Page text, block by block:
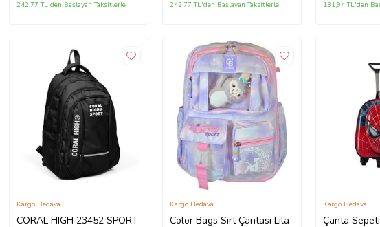
242,77 TL'den Başlayan Taksitlerle 242,77 TL'den Başlayan Taksitlerle 131,94 TL'den
CORAL HIGH 23452 SPORT
Kargo Bedava
Color Bags Sırt Çantası Lila
Kargo Bedava
Çanta
Kargo Bedava